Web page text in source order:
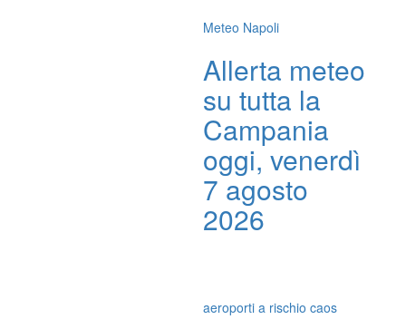
Meteo Napoli
Allerta meteo
su tutta la
Campania
oggi, venerdì
7 agosto
2026
aeroporti a rischio caos